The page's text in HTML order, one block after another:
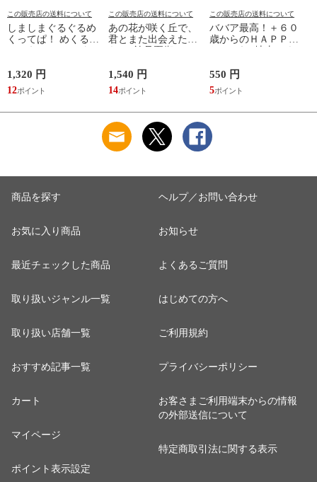
この販売店の送料について
しましまぐるぐるめ
くってぱ！ めくるし
1,320 円
12
この販売店の送料について
あの花が咲く丘で、
君とまた出会えた
1,540 円
14
この販売店の送料について
ババア最高！＋６０
歳からのＨＡＰＰＹ
550 円
5
商品を探す
お気に入り商品
最近チェックした商品
取り扱いジャンル一覧
取り扱い店舗一覧
おすすめ記事一覧
カート
マイページ
ポイント表示設定
ヘルプ／お問い合わせ
お知らせ
よくあるご質問
はじめての方へ
ご利用規約
プライバシーポリシー
お客さまご利用端末からの情報
の外部送信について
特定商取引法に関する表示